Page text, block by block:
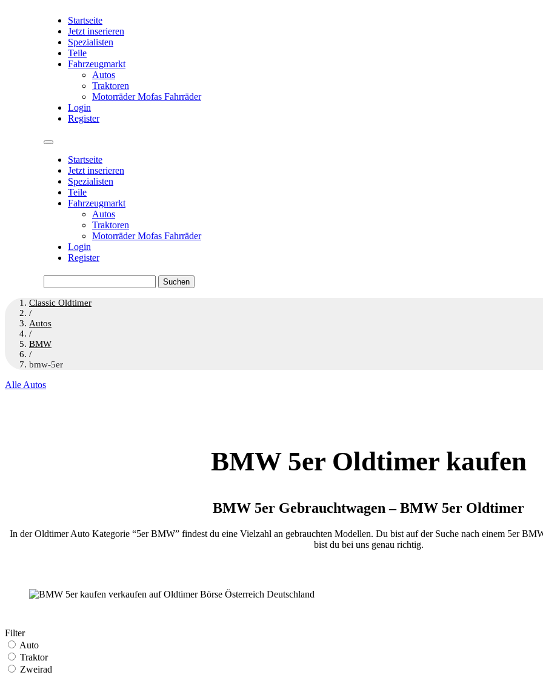
Startseite
Jetzt inserieren
Spezialisten
Teile
Fahrzeugmarkt
Autos
Traktoren
Motorräder Mofas Fahrräder
Login
Register
Startseite
Jetzt inserieren
Spezialisten
Teile
Fahrzeugmarkt
Autos
Traktoren
Motorräder Mofas Fahrräder
Login
Register
nach:
Classic Oldtimer
/
Autos
/
BMW
/
bmw-5er
Alle Autos
BMW 5er Oldtimer kaufen
BMW 5er Gebrauchtwagen – BMW 5er Oldtimer
In der Oldtimer Auto Kategorie “5er BMW” findest du eine Vielzahl an gebrauchten Modellen. Du bist auf der Suche nach einem 5er
bist du bei uns genau richtig.
Filter
Auto
Traktor
Zweirad